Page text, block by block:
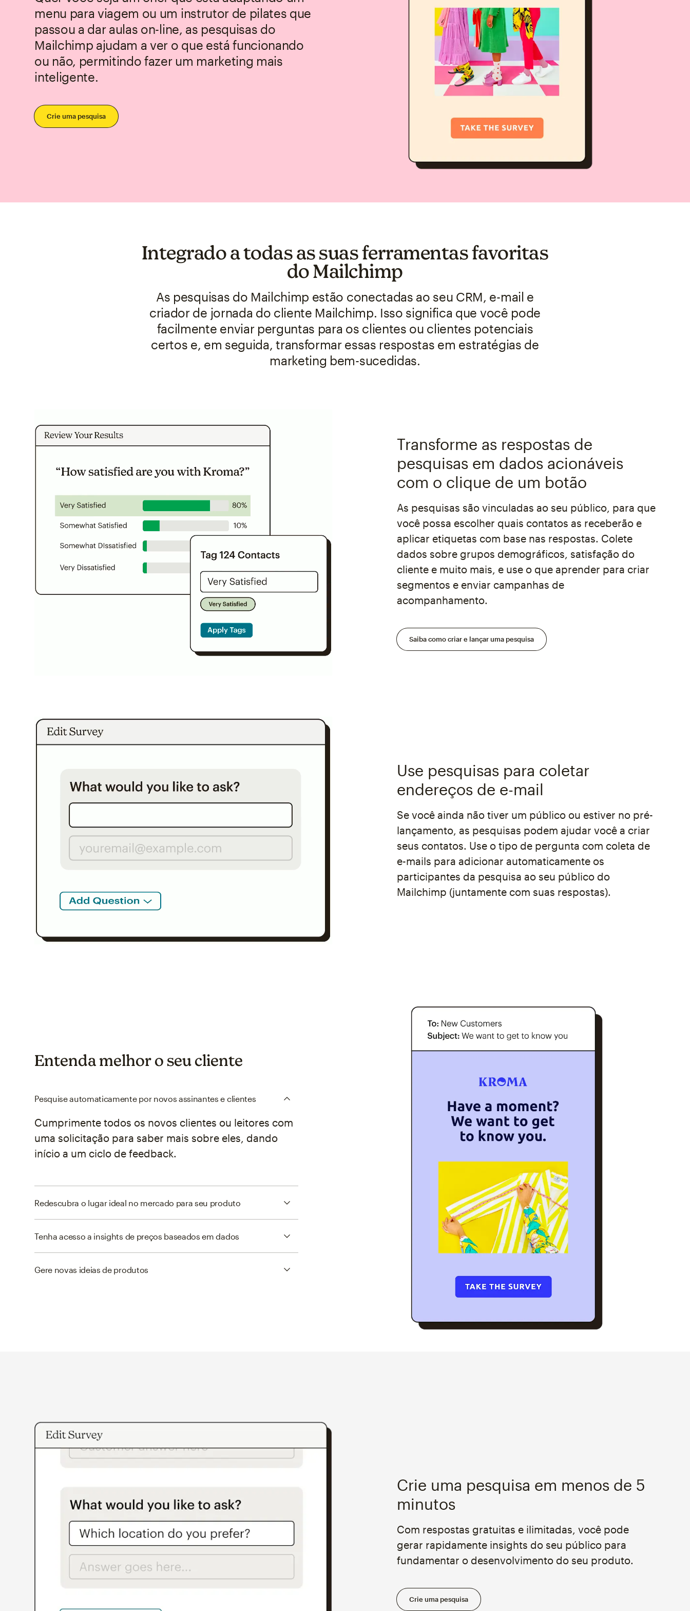
menu para viagem ou um instrutor de pilates que
passou a dar aulas on-line, as pesquisas do
Mailchimp ajudam a ver o que está funcionando
ou não, permitindo fazer um marketing mais
inteligente.
Crie uma pesquisa
Integrado a todas as suas ferramentas favoritas
do Mailchimp
As pesquisas do Mailchimp estão conectadas ao seu CRM, e-mail e
criador de jornada do cliente Mailchimp. Isso significa que você pode
facilmente enviar perguntas para os clientes ou clientes potenciais
certos e, em seguida, transformar essas respostas em estratégias de
marketing bem-sucedidas.
Transforme as respostas de
pesquisas em dados acionáveis
com o clique de um botão
As pesquisas são vinculadas ao seu público, para que
você possa escolher quais contatos as receberão e
aplicar etiquetas com base nas respostas. Colete
dados sobre grupos demográficos, satisfação do
cliente e muito mais, e use o que aprender para criar
segmentos e enviar campanhas de
acompanhamento.
Saiba como criar e lançar uma pesquisa
Use pesquisas para coletar
endereços de e-mail
Se você ainda não tiver um público ou estiver no pré-
lançamento, as pesquisas podem ajudar você a criar
seus contatos. Use o tipo de pergunta com coleta de
e-mails para adicionar automaticamente os
participantes da pesquisa ao seu público do
Mailchimp (juntamente com suas respostas).
Entenda melhor o seu cliente
Pesquise automaticamente por novos assinantes e clientes
Cumprimente todos os novos clientes ou leitores com
uma solicitação para saber mais sobre eles, dando
início a um ciclo de feedback.
Redescubra o lugar ideal no mercado para seu produto
Tenha acesso a insights de preços baseados em dados
Gere novas ideias de produtos
Crie uma pesquisa em menos de 5
minutos
Com respostas gratuitas e ilimitadas, você pode
gerar rapidamente insights do seu público para
fundamentar o desenvolvimento do seu produto.
Crie uma pesquisa